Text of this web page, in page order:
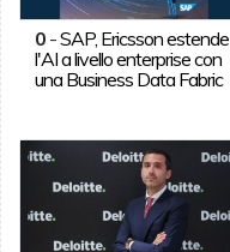
0-SAP, Ericsson estende
l'AI a livello enterprise con
una Business Data Fabric